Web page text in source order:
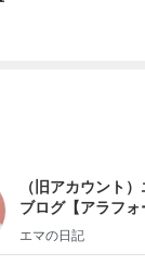
（旧アカウント
ブログ【アラフォ
社売却セカンドラ
エマの日記